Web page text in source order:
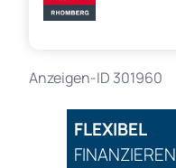
Anzeigen-ID 301960
FLEXIBEL
FINANZIEREN